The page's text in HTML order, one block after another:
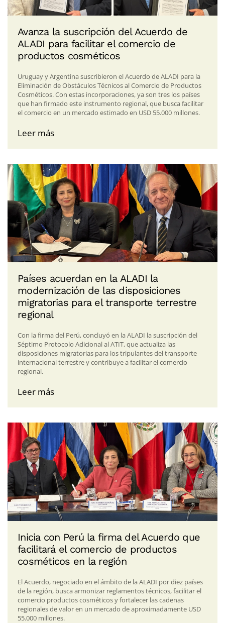
Avanza la suscripción del Acuerdo de
ALADI para facilitar el comercio de
productos cosméticos
Uruguay y Argentina suscribieron el Acuerdo de ALADI para la
Eliminación de Obstáculos Técnicos al Comercio de Productos
Cosméticos. Con estas incorporaciones, ya son tres los países
que han firmado este instrumento regional, que busca facilitar
el comercio en un mercado estimado en USD 55.000 millones.
Leer más
Países acuerdan en la ALADI la
modernización de las disposiciones
migratorias para el transporte terrestre
regional
Con la firma del Perú, concluyó en la ALADI la suscripción del
Séptimo Protocolo Adicional al ATIT, que actualiza las
disposiciones migratorias para los tripulantes del transporte
internacional terrestre y contribuye a facilitar el comercio
regional.
Leer más
Inicia con Perú la firma del Acuerdo que
facilitará el comercio de productos
cosméticos en la región
El Acuerdo, negociado en el ámbito de la ALADI por diez países
de la región, busca armonizar reglamentos técnicos, facilitar el
comercio productos cosméticos y fortalecer las cadenas
regionales de valor en un mercado de aproximadamente USD
55.000 millones.